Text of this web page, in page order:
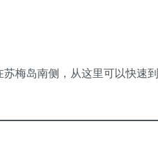
梅岛南侧，从这里可以快速